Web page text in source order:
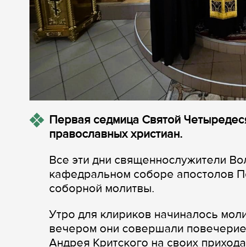
Первая седмица Святой
православных христиан.
Все эти дни священнослужители
кафедральном соборе апостолов
соборной молитвы.
Утро для клириков начиналось
вечером они совершали
Андрея Критского на своих